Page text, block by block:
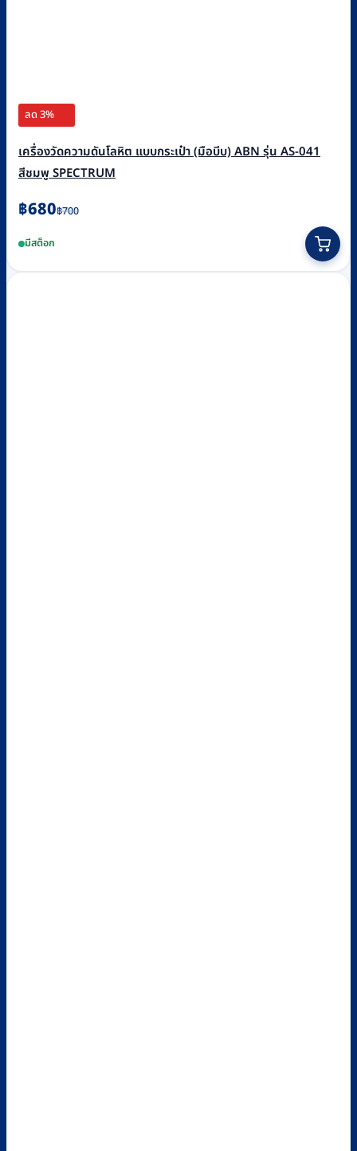
ลด 3%
เครื่องวัดความดันโลหิต แบบกระเป๋า (มือบีบ) ABN รุ่น AS-041
สีชมพู SPECTRUM
฿700
Original
was:
฿700.
฿680
Current
is:
฿680.
มีสต็อก